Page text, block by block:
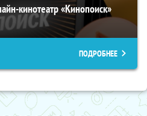
кинотеатр «Кинопоиск»
ПОДРОБНЕЕ